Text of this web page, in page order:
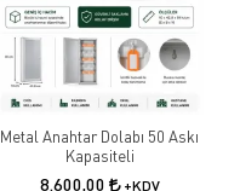
Metal Anahtar Dolabı 50 Askı
Kapasiteli
8.600,00 +KDV